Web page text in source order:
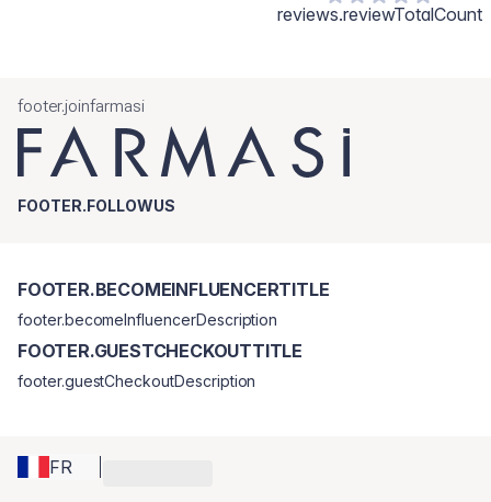
reviews.reviewTotalCount
footer.joinfarmasi
FOOTER.FOLLOWUS
FR
FOOTER.BECOMEINFLUENCERTITLE
footer.becomeInfluencerDescription
FOOTER.GUESTCHECKOUTTITLE
footer.guestCheckoutDescription